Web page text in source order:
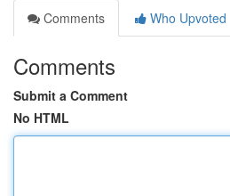
Comments
Who Upvoted
Comments
Submit a Comment
No HTML